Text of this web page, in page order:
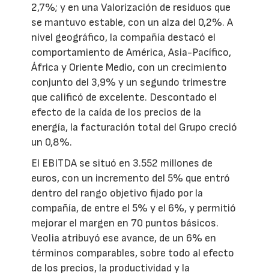
2,7%; y en una Valorización de residuos que
se mantuvo estable, con un alza del 0,2%. A
nivel geográfico, la compañía destacó el
comportamiento de América, Asia-Pacífico,
África y Oriente Medio, con un crecimiento
conjunto del 3,9% y un segundo trimestre
que calificó de excelente. Descontado el
efecto de la caída de los precios de la
energía, la facturación total del Grupo creció
un 0,8%.
El EBITDA se situó en 3.552 millones de
euros, con un incremento del 5% que entró
dentro del rango objetivo fijado por la
compañía, de entre el 5% y el 6%, y permitió
mejorar el margen en 70 puntos básicos.
Veolia atribuyó ese avance, de un 6% en
términos comparables, sobre todo al efecto
de los precios, la productividad y la